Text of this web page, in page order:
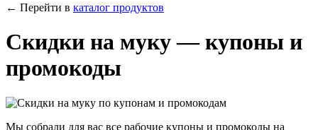
← Перейти в каталог продуктов
Скидки на муку — купоны и
промокоды
Мы собрали для вас все рабочие купоны и промокоды на